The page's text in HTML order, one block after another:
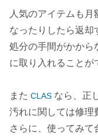
人気のアイテムも月
なったりしたら返却
処分の手間がかから
に取り入れることが
また CLAS なら、正
汚れに関しては修理
さらに、使ってみて